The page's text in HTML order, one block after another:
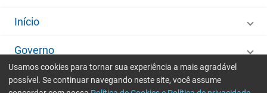
Início
Governo
Desenvolvido porIMA - Informática de Municípios Associados
Usamos cookies para tornar sua experiência a mais agradável
possível. Se continuar navegando neste site, você assume